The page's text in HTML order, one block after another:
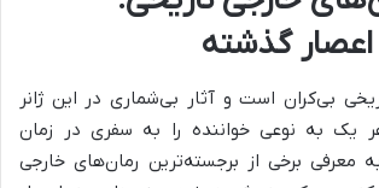
اعصار گذشته
بی‌کران است و آثار بی‌شماری در این ژانر
یک به نوعی خواننده را به سفری در زمان
معرفی برخی از برجسته‌ترین رمان‌های خارجی